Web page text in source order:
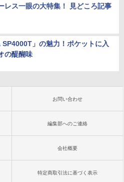
レス一眼の大特集！ 見どころ記事
SP4000T」の魅力！ポケットに入
の醍醐味
お問い合わせ
編集部へのご連絡
会社概要
特定商取引法に基づく表示